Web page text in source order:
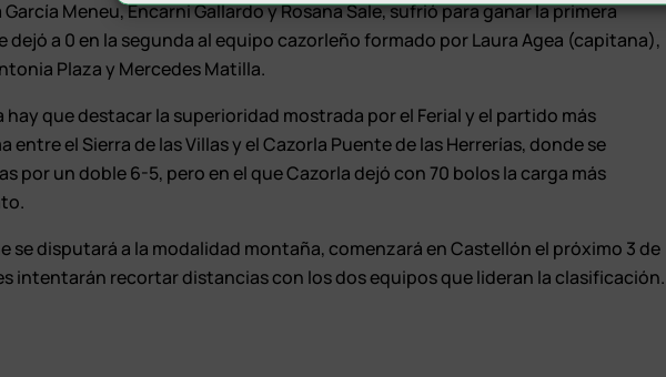
Meneu, Encarni Gallardo y Rosana Sale, sufrió para ganar la primera
dejó a 0 en la segunda al equipo cazorleño formado por Laura Agea (capitana),
Plaza y Mercedes Matilla.
hay que destacar la superioridad mostrada por el Ferial y el partido más
entre el Sierra de las Villas y el Cazorla Puente de las Herrerías, donde se
por un doble 6-5, pero en el que Cazorla dejó con 70 bolos la carga más
se disputará a la modalidad montaña, comenzará en Castellón el próximo 3 de
intentarán recortar distancias con los dos equipos que lideran la clasificación.